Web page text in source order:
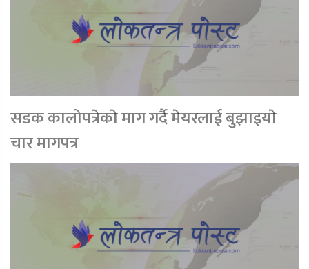
सडक कालोपत्रेकाे माग गर्दै मेयरलाई बुझाइयाे
चार मागपत्र